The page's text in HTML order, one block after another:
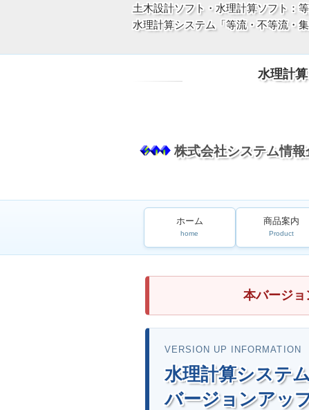
土木設計ソフト・水理計算ソフト：
水理計算システム「等流・不等流・
水理計
株式会社システム情報
ホーム
home
商品案内
Product
本バージョ
VERSION UP INFORMATION
水理計算システ
バージョンアッ